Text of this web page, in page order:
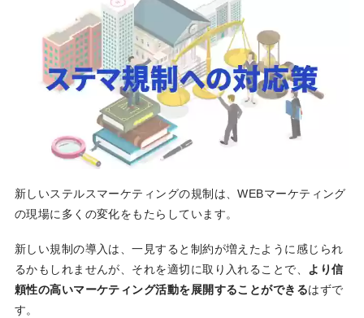
新しいステルスマーケティングの規制は、WEBマーケティング
の現場に多くの変化をもたらしています。
新しい規制の導入は、一見すると制約が増えたように感じられ
るかもしれませんが、それを適切に取り入れることで、
より信
頼性の高いマーケティング活動を展開することができるはずで
す。